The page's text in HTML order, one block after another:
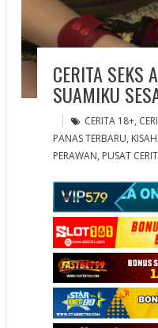
CERITA SEKS
SUAMIKU
CERITA 18+,
PANAS TERBARU,
PERAWAN, PUSAT